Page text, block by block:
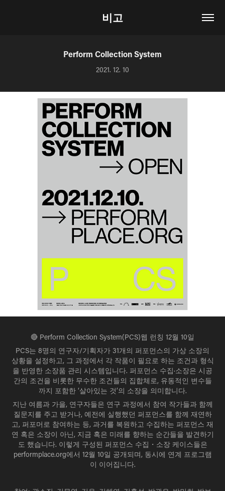
비고
Perform Collection System
2021. 12. 10
🔴 Perform Collection System(PCS)웹 런칭 12월 10일
PCS는 8명의 연구자/기획자가 31개의 퍼포먼스의 가상 소장의
상황을 설정하고, 그 과정에서 각 작품이 필요로 하는 조건과 형식
을 반영한 소장품 관리 시스템입니다. 퍼포먼스 수집·소장은 시공
간의 조건을 비롯한 무수한 조건들의 집합체로, 유동적인 변수들
까지 포함한 ‘살아있는 것’의 소장을 의미합니다.
지난 여름과 가을, 연구자들은 연구 과정에서 참여 작가들과 함께
질문지를 주고 받거나, 예전에 실행했던 퍼포먼스를 함께 재연하
고, 퍼포머로 참여하는 등, 과거를 복원하고 수집하는 퍼포먼스 재
연 혹은 소장이 아닌, 지금 혹은 미래를 향하는 순간들을 발견하기
도 했습니다. 이렇게 구성된 퍼포먼스 수집・소장 케이스들은
performplace.org에서 12월 10일 공개되며, 동시에 연계 프로그램
이 이어집니다.